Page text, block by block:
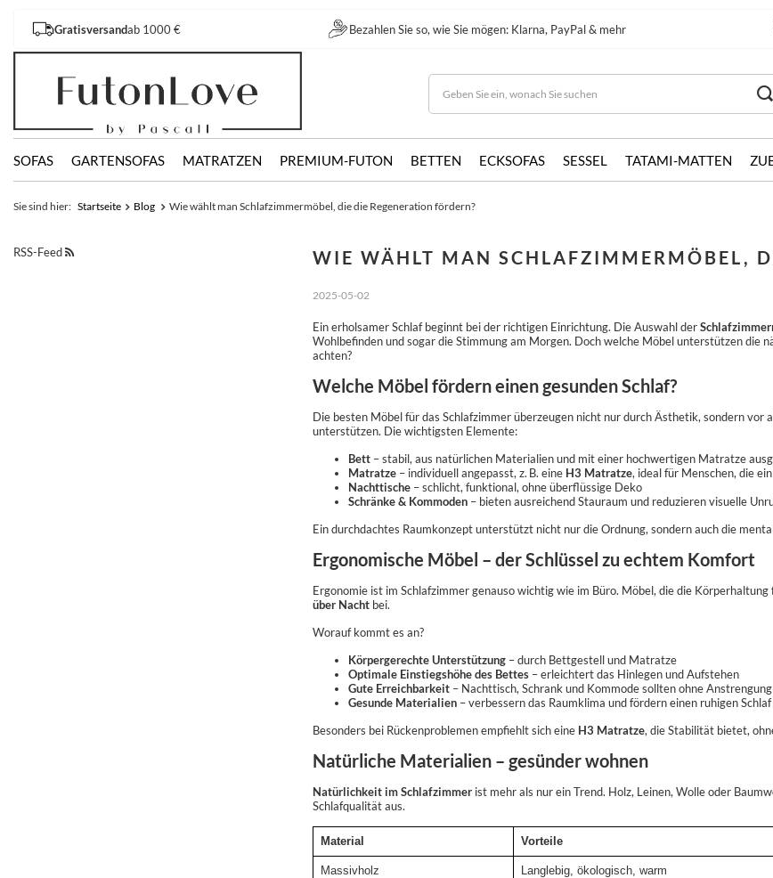
Gratisversandab 1000 € Bezahlen Sie so, wie Sie mögen: Klarna, PayPal & mehr
SOFAS GARTENSOFAS MATRATZEN PREMIUM-FUTON BETTEN ECKSOFAS SESSEL TATAMI-MATTEN
Sie sind hier: Startseite Blog Wie wählt man Schlafzimmermöbel, die die Regeneration fördern?
RSS-Feed WIE WÄHLT MAN SCHLAFZIMMERMÖBEL,
2025-05-02
Ein erholsamer Schlaf beginnt bei der richtigen Einrichtung. Die Auswahl der
Wohlbefinden und sogar die Stimmung am Morgen. Doch welche Möbel unterstützen die
achten?
Welche Möbel fördern einen gesunden Schlaf?
Die besten Möbel für das Schlafzimmer überzeugen nicht nur durch Ästhetik, sondern vor
unterstützen. Die wichtigsten Elemente:
Bett – stabil, aus natürlichen Materialien und mit einer hochwertigen Matratze
Matratze – individuell angepasst, z. B. eine H3 Matratze, ideal für Menschen, die
Nachttische – schlicht, funktional, ohne überflüssige Deko
Schränke & Kommoden – bieten ausreichend Stauraum und reduzieren visuelle
Ein durchdachtes Raumkonzept unterstützt nicht nur die Ordnung, sondern auch die
Ergonomische Möbel – der Schlüssel zu echtem Komfort
Ergonomie ist im Schlafzimmer genauso wichtig wie im Büro. Möbel, die die
über Nacht bei.
Worauf kommt es an?
Körpergerechte Unterstützung – durch Bettgestell und Matratze
Optimale Einstiegshöhe des Bettes – erleichtert das Hinlegen und Aufstehen
Gute Erreichbarkeit – Nachttisch, Schrank und Kommode sollten ohne
Gesunde Materialien – verbessern das Raumklima und fördern einen ruhigen Schlaf
Besonders bei Rückenproblemen empfiehlt sich eine H3 Matratze, die Stabilität bietet,
Natürliche Materialien – gesünder wohnen
Natürlichkeit im Schlafzimmer ist mehr als nur ein Trend. Holz, Leinen, Wolle oder
Schlafqualität aus.
Material Vorteile
Massivholz Langlebig, ökologisch, warm